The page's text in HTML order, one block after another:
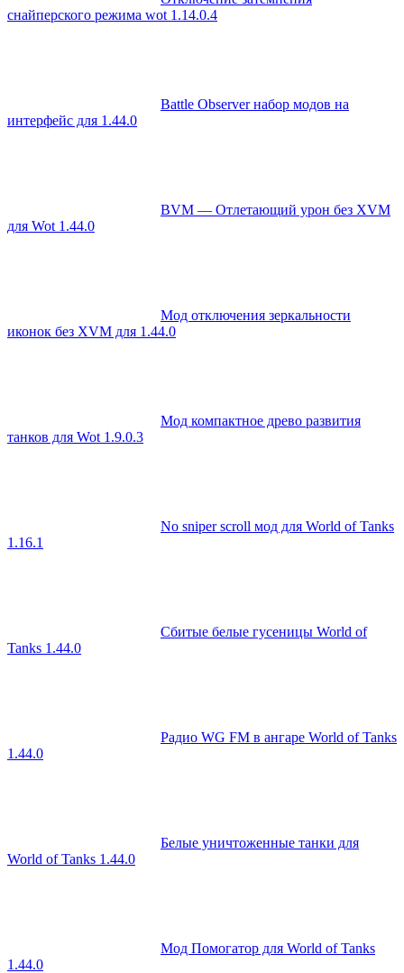
снайперского режима wot 1.14.0.4
Battle Observer набор модов на
интерфейс для 1.44.0
BVM — Отлетающий урон без XVM
для Wot 1.44.0
Мод отключения зеркальности
иконок без XVM для 1.44.0
Мод компактное древо развития
танков для Wot 1.9.0.3
No sniper scroll мод для World of Tanks
1.16.1
Сбитые белые гусеницы World of
Tanks 1.44.0
Радио WG FM в ангаре World of Tanks
1.44.0
Белые уничтоженные танки для
World of Tanks 1.44.0
Мод Помогатор для World of Tanks
1.44.0